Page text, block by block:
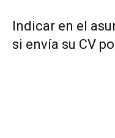
Indicar en el
si envía su CV